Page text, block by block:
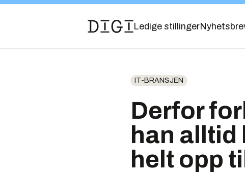
Ledige stillinger
IT-BRANSJEN
Derfor
han alltid
helt opp